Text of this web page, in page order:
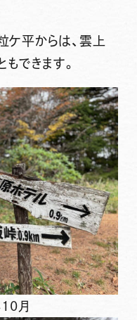
ケ平からは、雲上
できます。
月